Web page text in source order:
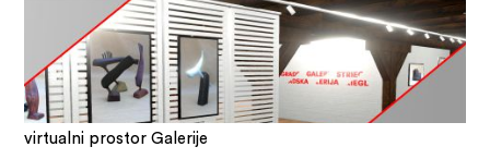
virtualni prostor Galerije